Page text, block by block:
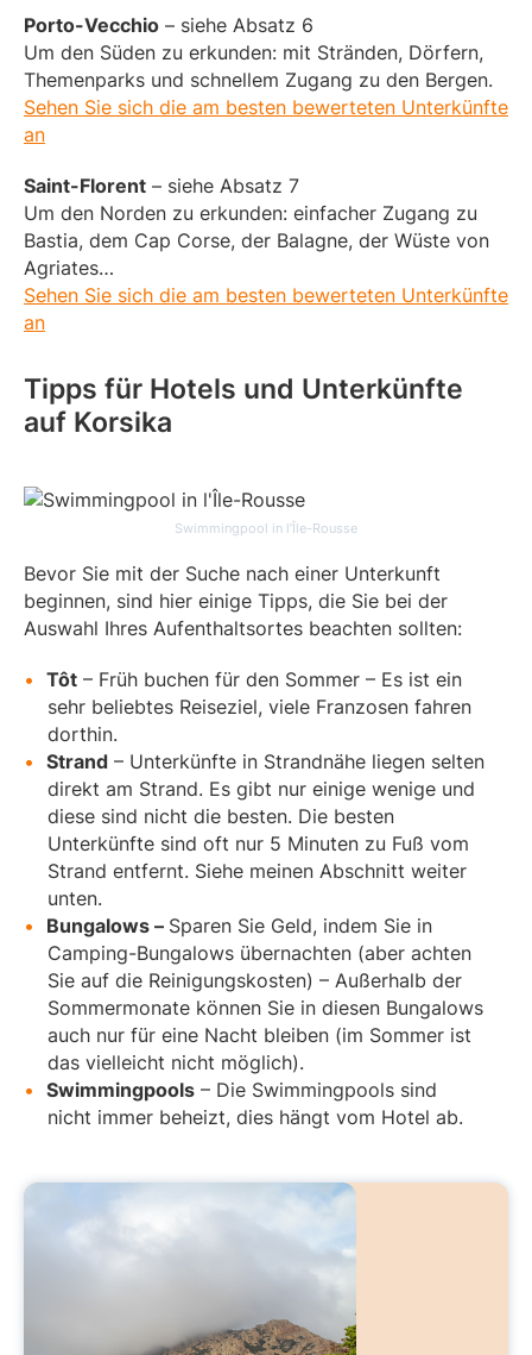
Porto-Vecchio – siehe Absatz 6
Um den Süden zu erkunden: mit Stränden, Dörfern,
Themenparks und schnellem Zugang zu den Bergen.
Sehen Sie sich die am besten bewerteten Unterkünfte
an
Saint-Florent – siehe Absatz 7
Um den Norden zu erkunden: einfacher Zugang zu
Bastia, dem Cap Corse, der Balagne, der Wüste von
Agriates…
Sehen Sie sich die am besten bewerteten Unterkünfte
an
Tipps für Hotels und Unterkünfte
auf Korsika
Swimmingpool in l’Île-Rousse
Bevor Sie mit der Suche nach einer Unterkunft
beginnen, sind hier einige Tipps, die Sie bei der
Auswahl Ihres Aufenthaltsortes beachten sollten:
Tôt – Früh buchen für den Sommer – Es ist ein
sehr beliebtes Reiseziel, viele Franzosen fahren
dorthin.
Strand – Unterkünfte in Strandnähe liegen selten
direkt am Strand. Es gibt nur einige wenige und
diese sind nicht die besten. Die besten
Unterkünfte sind oft nur 5 Minuten zu Fuß vom
Strand entfernt. Siehe meinen Abschnitt weiter
unten.
Bungalows – Sparen Sie Geld, indem Sie in
Camping-Bungalows übernachten (aber achten
Sie auf die Reinigungskosten) – Außerhalb der
Sommermonate können Sie in diesen Bungalows
auch nur für eine Nacht bleiben (im Sommer ist
das vielleicht nicht möglich).
Swimmingpools – Die Swimmingpools sind
nicht immer beheizt, dies hängt vom Hotel ab.